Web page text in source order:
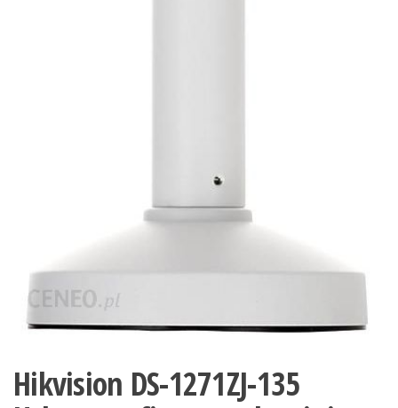
Hikvision DS-1271ZJ-135